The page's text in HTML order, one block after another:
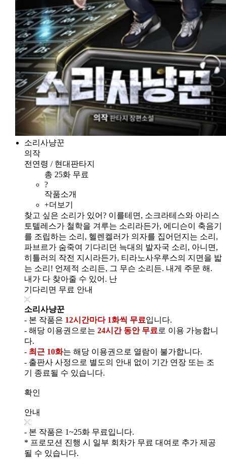
소리사냥꾼
의작
전연령 / 현대판타지
총 25화 무료
?
작품소개
+더보기
찾고 싶은 소리가 있어? 이를테면, 소크라테스와 아리스
토텔레스가 철학을 겨루는 소리라든가, 에디슨이 축음기
를 조립하는 소리, 헬렌켈러가 의자를 집어던지는 소리,
파브르가 숨죽여 기다리던 늑대의 발자국 소리, 아니면,
히틀러의 작전 지시라든가, 티라노사우루스의 지면을 밟
는 소리! 언제적 소리든, 그 무슨 소리든. 내게 주문 해.
내가 다 찾아줄 수 있어. 난
기다리면 무료 안내
소리사냥꾼
- 본 작품은 12시간마다 1화씩 무료입니다.
- 해당 이용권으로는 24시간 동안 무료 로 이용 가능합니
다.
- 최근 10화는 해당 이용권으로 열람이 불가합니다.
- 출판사 사정으로 별도의 안내 없이 기간 연장 또는 조
기 종료될 수 있습니다.
확인
안내
- 본 작품은 1~25화 무료입니다.
* 프로모션 진행 시 일부 회차가 무료 대여로 추가 제공
될 수 있습니다.